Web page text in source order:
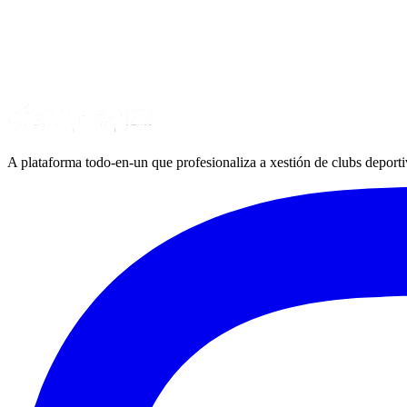
A plataforma todo-en-un que profesionaliza a xestión de clubs